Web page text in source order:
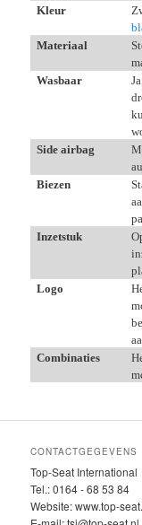
Kleur
Materiaal
Wasbaar
Side airbag
Biezen
Inzetstuk
Logo
Combinaties
CONTACTGEGEVENS
Top-Seat International
Tel.: 0164 - 68 53 84
Website: www.top-